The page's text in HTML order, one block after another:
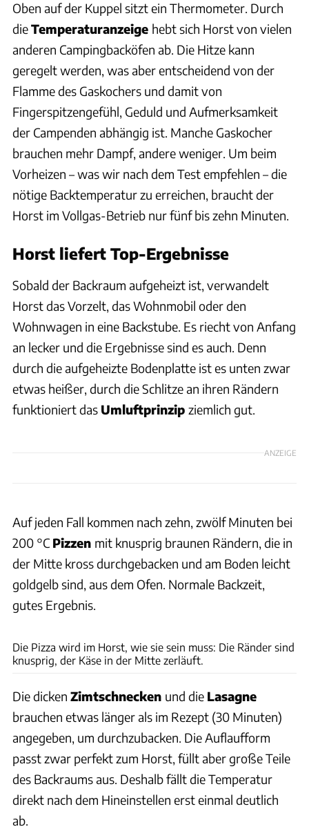
Oben auf der Kuppel sitzt ein Thermometer. Durch
dieTemperaturanzeige hebt sich Horst von vielen
anderen Campingbacköfen ab. Die Hitze kann
geregelt werden, was aber entscheidend von der
Flamme des Gaskochers und damit von
Fingerspitzengefühl, Geduld und Aufmerksamkeit
der Campenden abhängig ist. Manche Gaskocher
brauchen mehr Dampf, andere weniger. Um beim
Vorheizen – was wir nach dem Test empfehlen – die
nötige Backtemperatur zu erreichen, braucht der
Horst im Vollgas-Betrieb nur fünf bis zehn Minuten.
Horst liefert Top-Ergebnisse
Sobald der Backraum aufgeheizt ist, verwandelt
Horst das Vorzelt, das Wohnmobil oder den
Wohnwagen in eine Backstube. Es riecht von Anfang
an lecker und die Ergebnisse sind es auch. Denn
durch die aufgeheizte Bodenplatte ist es unten zwar
etwas heißer, durch die Schlitze an ihren Rändern
funktioniert das Umluftprinzip ziemlich gut.
ANZEIGE
Auf jeden Fall kommen nach zehn, zwölf Minuten bei
200 °C Pizzen mit knusprig braunen Rändern, die in
der Mitte kross durchgebacken und am Boden leicht
goldgelb sind, aus dem Ofen. Normale Backzeit,
gutes Ergebnis.
Die Pizza wird im Horst, wie sie sein muss: Die Ränder sind
knusprig, der Käse in der Mitte zerläuft.
Die dicken Zimtschnecken und die Lasagne
brauchen etwas länger als im Rezept (30 Minuten)
angegeben, um durchzubacken. Die Auflaufform
passt zwar perfekt zum Horst, füllt aber große Teile
des Backraums aus. Deshalb fällt die Temperatur
direkt nach dem Hineinstellen erst einmal deutlich
ab.